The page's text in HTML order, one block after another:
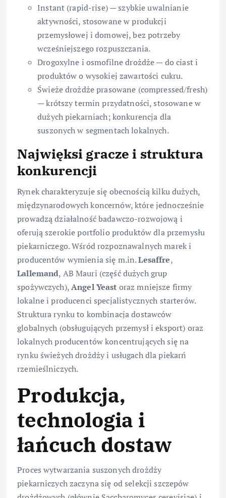
Instant (rapid-rise) — szybkie uwalnianie
aktywności, stosowane w produkcji
przemysłowej i domowej, bez potrzeby
wcześniejszego rozpuszczania.
Drogoxylne i osmofilne drożdże — do ciast i
produktów o wysokiej zawartości cukru.
Świeże drożdże prasowane (compressed/fresh)
— krótszy termin przydatności, stosowane w
dużych piekarniach; konkurencja dla
suszonych w segmentach lokalnych.
Najwięksi gracze i struktura
konkurencji
Rynek charakteryzuje się obecnością kilku dużych,
międzynarodowych koncernów, które jednocześnie
prowadzą działalność badawczo-rozwojową i
oferują szerokie portfolio produktów dla przemysłu
piekarniczego. Wśród rozpoznawalnych marek i
producentów wymienia się m.in.Lesaffre,
Lallemand, AB Mauri (część dużych grup
spożywczych),Angel Yeast oraz mniejsze firmy
lokalne i producenci specjalistycznych starterów.
Struktura rynku to kombinacja dostawców
globalnych (obsługujących przemysł i eksport) oraz
lokalnych producentów koncentrujących się na
rynku świeżych drożdży i usługach dla piekarń
rzemieślniczych.
Produkcja,
technologia i
łańcuch dostaw
Proces wytwarzania suszonych drożdży
piekarniczych zaczyna się od selekcji szczepów